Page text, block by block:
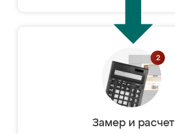
Замер и расчет